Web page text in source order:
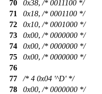
70
0x38, /* 0011100 */
71
0x18, /* 0001100 */
72
0x10, /* 0001000 */
73
0x00, /* 0000000 */
74
0x00, /* 0000000 */
75
0x00, /* 0000000 */
76
77
/* 4 0x04 '^D' */
78
0x00, /* 0000000 */